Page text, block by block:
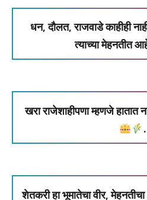
धन, दौलत, राजवाडे काहीही
त्याच्या मेहनतीत
खरा राजेशाहीपणा म्हणजे हातात
.
शेतकरी हा भूमातेचा वीर, मेहनतीचा